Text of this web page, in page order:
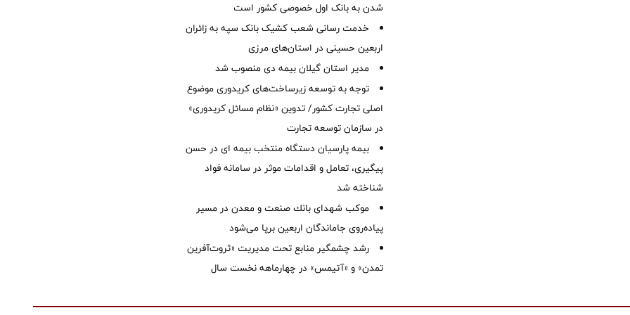
شدن به بانک اول خصوصی کشور است
خدمت رسانی شعب کشیک بانک سپه به زائران
اربعین حسینی در استان‌‌های مرزی
‌مدیر استان گیلان بیمه دی منصوب شد
توجه به توسعه زیرساخت‌های کریدوری موضوع
اصلی تجارت کشور/ تدوین «نظام مسائل کریدوری»
در سازمان توسعه تجارت
بیمه پارسیان دستگاه منتخب بیمه ای در حسن
پیگیری، تعامل و اقدامات موثر در سامانه فواد
شناخته شد
موكب شهدای بانك صنعت و معدن در مسیر
پیاده‌روی جاماندگان اربعین برپا می‌شود
رشد چشمگیر منابع تحت مدیریت «ثروت‌آفرین
تمدن» و «آتیمس» در چهارماهه نخست سال